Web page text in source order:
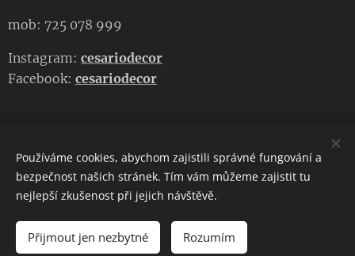
mob: 725 078 999
Instagram: cesariodecor
Facebook: cesariodecor
CESARIO DECOR
Copyright 2023CESARIO DECOR. Všechna práva vyhrazena.
Cookies
Používáme cookies, abychom zajistili správné fungování a
bezpečnost našich stránek. Tím vám můžeme zajistit tu
nejlepší zkušenost při jejich návštěvě.
Přijmout jen nezbytné Rozumím